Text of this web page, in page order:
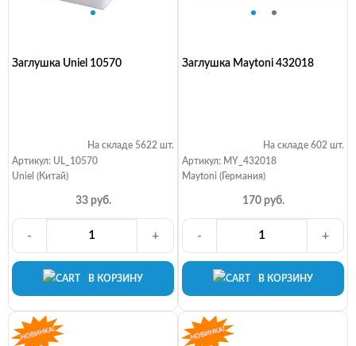
Заглушка Uniel 10570
На складе 5622 шт.
Артикул: UL_10570
Uniel (Китай)
33 руб.
В КОРЗИНУ
- +
Заглушка Maytoni 432018
На складе 602 шт.
Артикул: MY_432018
Maytoni (Германия)
170 руб.
В КОРЗИНУ
- +